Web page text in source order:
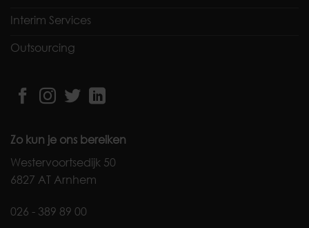
Interim Services
Outsourcing
Zo kun je ons bereiken
Westervoortsedijk 50
6827 AT Arnhem
026 - 389 89 00